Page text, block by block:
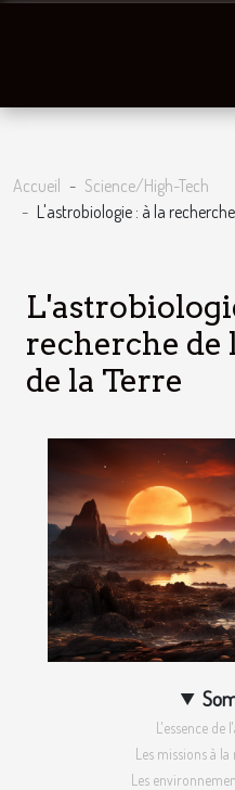
Accueil
Science/High-Tech
L'astrobiologie : à la
recherche de
de la Terre
L'essence de
Les missions à
Les